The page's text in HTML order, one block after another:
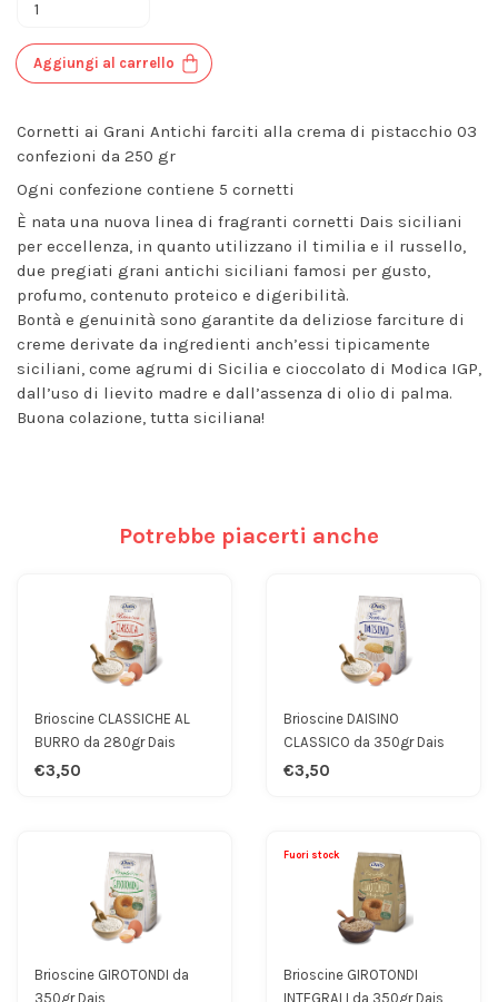
Aggiungi al carrello
Cornetti ai Grani Antichi farciti alla crema di pistacchio 03
confezioni da 250 gr
Ogni confezione contiene 5 cornetti
È nata una nuova linea di fragranti cornetti Dais siciliani
per eccellenza, in quanto utilizzano il timilia e il russello,
due pregiati grani antichi siciliani famosi per gusto,
profumo, contenuto proteico e digeribilità.
Bontà e genuinità sono garantite da deliziose farciture di
creme derivate da ingredienti anch’essi tipicamente
siciliani, come agrumi di Sicilia e cioccolato di Modica IGP,
dall’uso di lievito madre e dall’assenza di olio di palma.
Buona colazione, tutta siciliana!
Potrebbe piacerti anche
Brioscine CLASSICHE AL
BURRO da 280gr Dais
€3,50
Brioscine DAISINO
CLASSICO da 350gr Dais
€3,50
Brioscine GIROTONDI da
350gr Dais
Fuori stock
Brioscine GIROTONDI
INTEGRALI da 350gr Dais